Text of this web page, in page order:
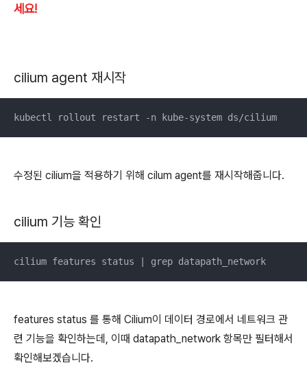
세요!
cilium agent 재시작
kubectl rollout restart -n kube-system ds/cilium
수정된 cilium을 적용하기 위해 cilum agent를 재시작해줍니다.
cilium 기능 확인
cilium features status | grep datapath_network
features status 를 통해 Cilium이 데이터 경로에서 네트워크 관
련 기능을 확인하는데, 이때 datapath_network 항목만 필터해서
확인해보겠습니다.